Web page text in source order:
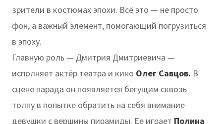
зрители в костюмах эпохи. Всё это — не просто
фон, а важный элемент, помогающий погрузиться
в эпоху.
Главную роль — Дмитрия Дмитриевича —
исполняет актёр театра и кино Олег Савцов. В
сцене парада он появляется бегущим сквозь
толпу в попытке обратить на себя внимание
девушки с вершины пирамиды. Ее играет Полина